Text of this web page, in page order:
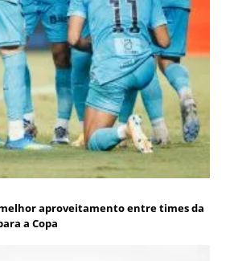
aproveitamento entre times da
a Copa